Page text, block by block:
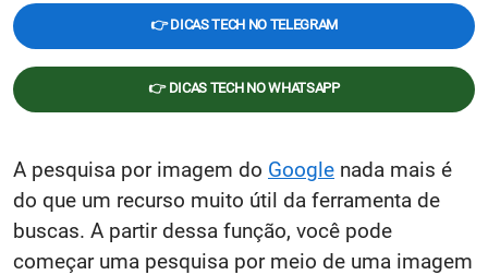
👉 DICAS TECH NO TELEGRAM
👉 DICAS TECH NO WHATSAPP
A pesquisa por imagem do Google nada mais é
do que um recurso muito útil da ferramenta de
buscas. A partir dessa função, você pode
começar uma pesquisa por meio de uma imagem